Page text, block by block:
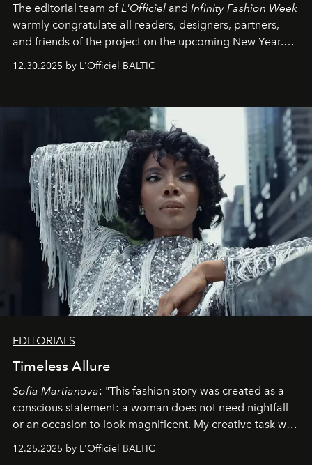
The editorial team of L'Officiel and Infinity Fashion Week
warmly congratulate all readers, designers, partners,
and friends of the project on the upcoming New Year.
achievements.
12.30.2025 by L'Officiel BALTIC
EDITORIALS
Timeless Allure
Sofia Martianova: "This fashion story was created as a
conscious statement: a woman does not need nightfall
or an occasion to look magnificent. My creative task was
that lives freely, confidently, and without permission. I
12.25.2025 by L'Officiel BALTIC